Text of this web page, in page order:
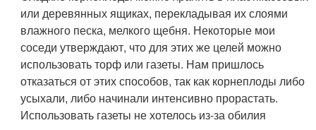
или деревянных ящиках, перекладывая их слоями
влажного песка, мелкого щебня. Некоторые мои
соседи утверждают, что для этих же целей можно
использовать торф или газеты. Нам пришлось
отказаться от этих способов, так как корнеплоды либо
усыхали, либо начинали интенсивно прорастать.
Использовать газеты не хотелось из-за обилия